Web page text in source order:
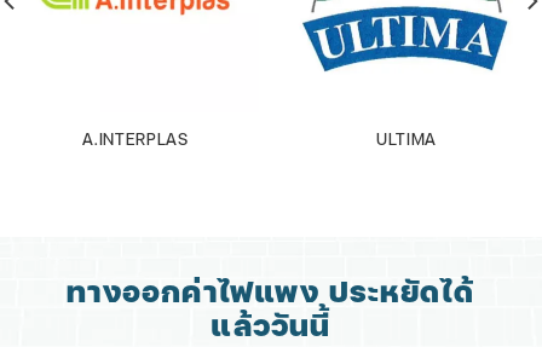
A.INTERPLAS ULTIMA
ทางออกค่าไฟแพง ประหยัดได้
แล้ววันนี้